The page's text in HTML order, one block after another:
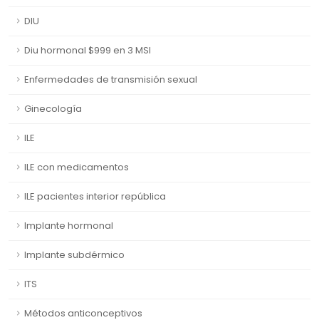
DIU
Diu hormonal $999 en 3 MSI
Enfermedades de transmisión sexual
Ginecología
ILE
ILE con medicamentos
ILE pacientes interior república
Implante hormonal
Implante subdérmico
ITS
Métodos anticonceptivos